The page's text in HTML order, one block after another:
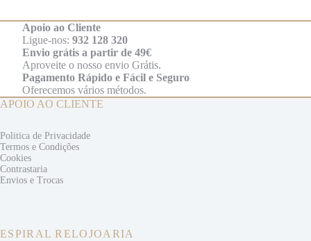
Apoio ao Cliente
Ligue-nos: 932 128 320
Envio grátis a partir de 49€
Aproveite o nosso envio Grátis.
Pagamento Rápido e Fácil e Seguro
Oferecemos vários métodos.
APOIO AO CLIENTE
Politica de Privacidade
Termos e Condições
Cookies
Contrastaria
Envios e Trocas
ESPIRAL RELOJOARIA